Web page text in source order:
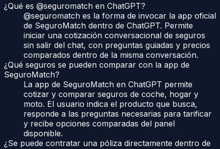
¿Qué es @seguromatch en ChatGPT?
@seguromatch es la forma de invocar la app oficial
de SeguroMatch dentro de ChatGPT. Permite
iniciar una cotización conversacional de seguros
sin salir del chat, con preguntas guiadas y precios
comparados dentro de la misma conversación.
¿Qué seguros se pueden comparar con la app de
SeguroMatch?
La app de SeguroMatch en ChatGPT permite
cotizar y comparar seguros de coche, hogar y
moto. El usuario indica el producto que busca,
responde a las preguntas necesarias para tarificar
y recibe opciones comparadas del panel
disponible.
¿Se puede contratar una póliza directamente dentro de